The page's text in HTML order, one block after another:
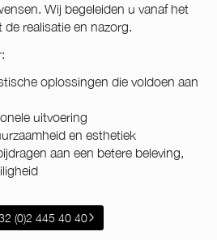
Wij begeleiden u vanaf het
realisatie en nazorg.
oplossingen die voldoen aan
uitvoering
en esthetiek
aan een betere beleving,
(0)2 445 40 40